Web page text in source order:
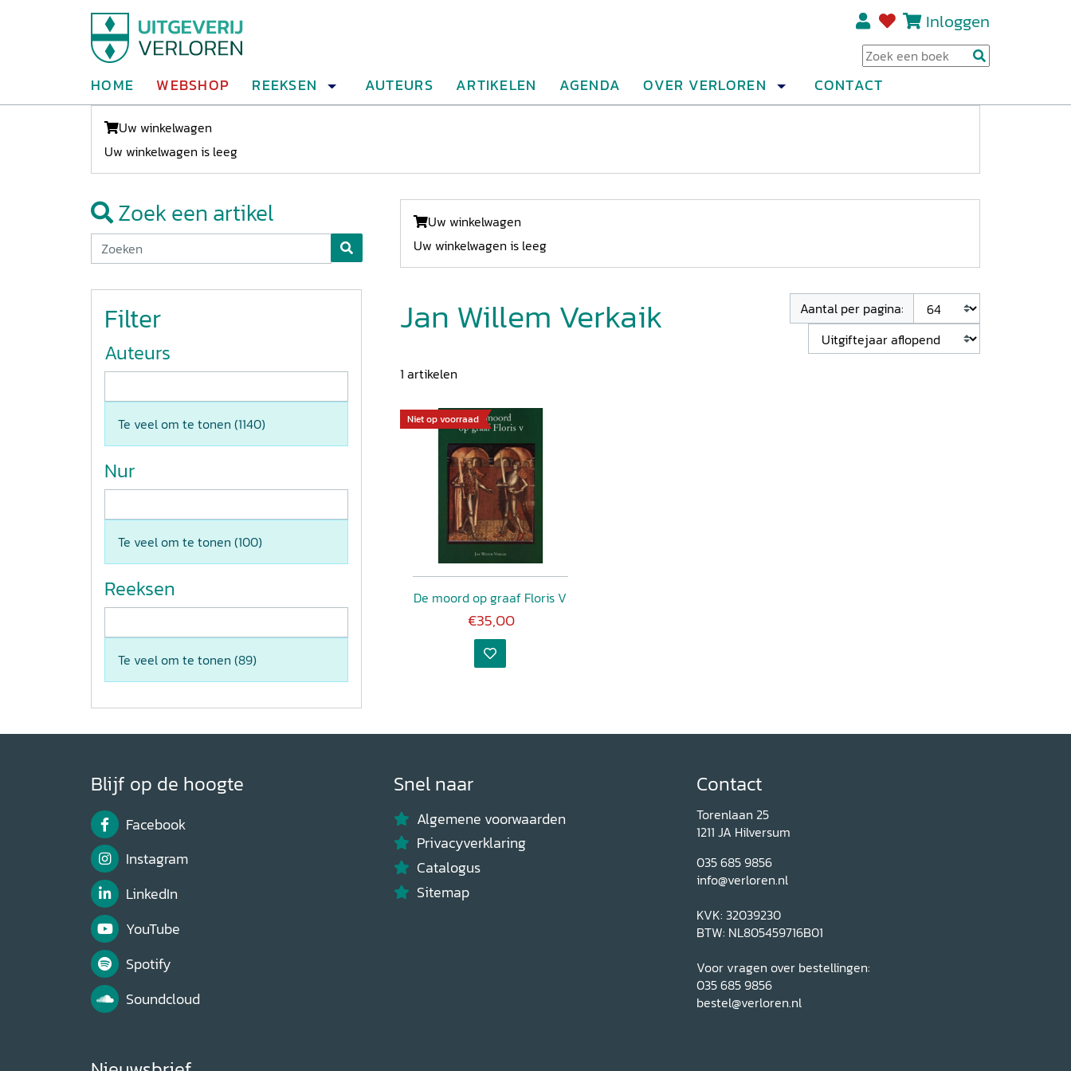
Inloggen
HOME WEBSHOP REEKSEN AUTEURS ARTIKELEN AGENDA OVER VERLOREN CONTACT
Uw winkelwagen
Uw winkelwagen is leeg
Zoek een artikel
Filter
Auteurs
Te veel om te tonen (1140)
Nur
Te veel om te tonen (100)
Reeksen
Te veel om te tonen (89)
Uw winkelwagen
Uw winkelwagen is leeg
Jan Willem Verkaik
1 artikelen
Aantal per pagina:
De moord op graaf Floris V
€35,00
Niet op voorraad
Blijf op de hoogte
Facebook
Instagram
LinkedIn
YouTube
Spotify
Soundcloud
Snel naar
Algemene voorwaarden
Privacyverklaring
Catalogus
Sitemap
Contact
Torenlaan 25
1211 JA Hilversum
035 685 9856
info@verloren.nl
KVK: 32039230
BTW: NL805459716B01
Voor vragen over bestellingen:
035 685 9856
bestel@verloren.nl